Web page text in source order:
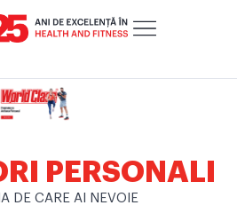
PERSONALI
DE CARE AI NEVOIE